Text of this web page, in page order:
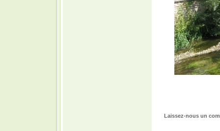
Laissez-nous un